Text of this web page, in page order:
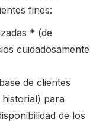
fines:
* (de
cuidadosamente
de clientes
para
de los